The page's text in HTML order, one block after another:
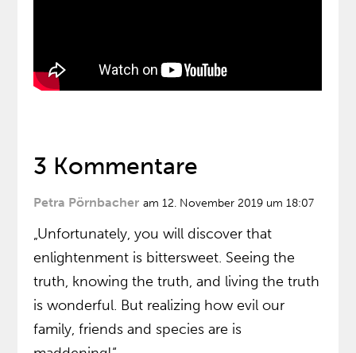
3 Kommentare
Petra Pörnbacher am 12. November 2019 um 18:07
„Unfortunately, you will discover that
enlightenment is bittersweet. Seeing the
truth, knowing the truth, and living the truth
is wonderful. But realizing how evil our
family, friends and species are is